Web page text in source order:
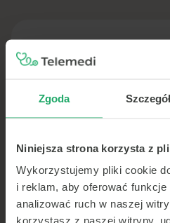
Zgoda
Niniejsza strona korzysta z
Wykorzystujemy pliki cookie
i reklam, aby oferować funkcje
analizować ruch w naszej
korzystasz z naszej witryny,